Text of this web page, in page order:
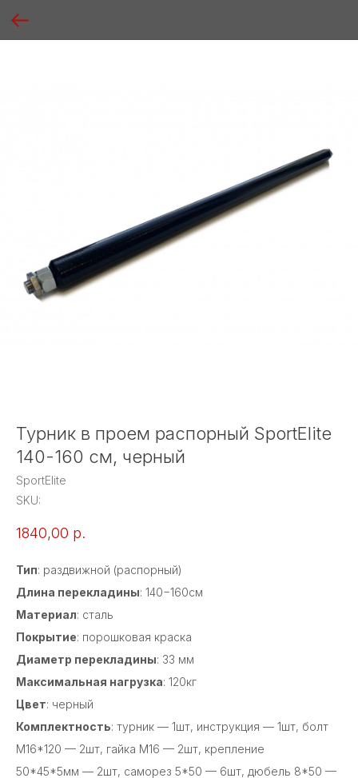
Турник в проем распорный SportElite
140-160 см, черный
SportElite
SKU:
1840,00 р.
Тип: раздвижной (распорный)
Длина перекладины: 140−160см
Материал: сталь
Покрытие: порошковая краска
Диаметр перекладины: 33 мм
Максимальная нагрузка: 120кг
Цвет: черный
Комплектность: турник — 1шт, инструкция — 1шт, болт
М16*120 — 2шт, гайка М16 — 2шт, крепление
50*45*5мм — 2шт, саморез 5*50 — 6шт, дюбель 8*50 —